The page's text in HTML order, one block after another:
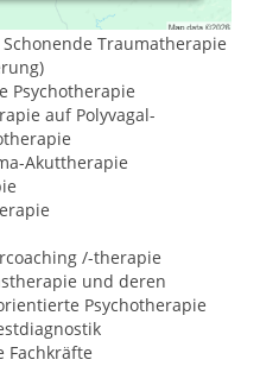
Schonende Traumatherapie
Psychotherapie
auf Polyvagal-
Akuttherapie
/-therapie
und deren
Psychotherapie
Fachkräfte